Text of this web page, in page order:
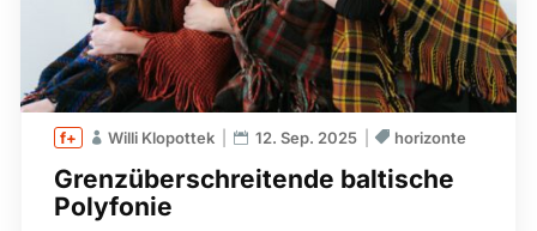
Grenzüberschreitende baltische
Polyfonie
Willi Klopottek 12. Sep. 2025 horizonte